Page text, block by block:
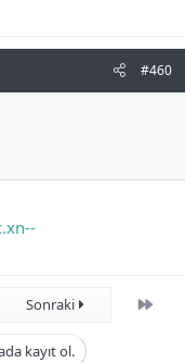
#460
Sonraki Son
kayıt ol.